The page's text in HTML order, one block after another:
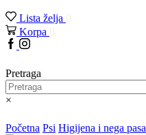
Lista želja 0
Korpa 0
Facebook
Instagram
Pretraga
×
Početna Psi Higijena i nega pasa